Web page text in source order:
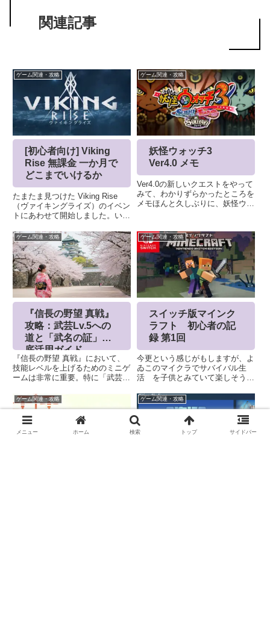
関連記事
ゲーム関連・攻略
[初心者向け] Viking
Rise 無課金 一か月で
どこまでいけるか
たまたま見つけた Viking Rise
（ヴァイキングライズ）のイベン
トにあわせて開始しました。いつ
こまでいけるか。初心者向けのノ
ウハウなどもライキン (Rise of
kingdom) にやはり似ています
ね...
ゲーム関連・攻略
妖怪ウォッチ3
Ver4.0 メモ
Ver4.0の新しいクエストをやって
みて、わかりずらかったところを
メモほんと久しぶりに、妖怪ウォ
ウォッチバスターズ2 秘宝伝説バ
ンバラヤー」にシフトでしょう
か。。。妖怪ウォッチバス...
ゲーム関連・攻略
『信長の野望 真戦』
攻略：武芸Lv.5への
道と「武名の証」徹
底活用ガイド
『信長の野望 真戦』において、
技能レベルを上げるためのミニゲ
ームは非常に重要。特に「武芸」
備兵の獲得など、ゲームを有利に
進めるための機能解放に直結。こ
の記事では、多くのプレイヤーが
躓く武芸の攻略法と、最も貴重
な...
ゲーム関連・攻略
スイッチ版マインク
ラフト 初心者の記
録 第1回
今更という感じがもしますが、よ
ゐこのマイクラでサバイバル生
活 を子供とみていて楽しそうに
ら、子供とどうしてもやりたくな
ってしまい、スイッチ版のマイン
クラフトを購入してしまいまし
た。初日とりあえずやってみま
す。ゲー...
ゲーム関連・攻略 ゲーム関連・攻略
メニュー ホーム 検索 トップ サイドバー